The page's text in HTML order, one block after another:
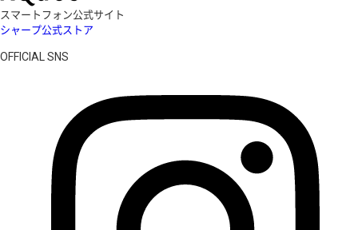
スマートフォン公式サイト
シャープ公式ストア
OFFICIAL SNS